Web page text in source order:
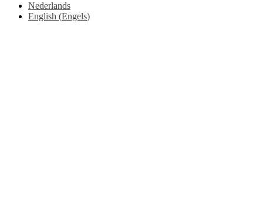
Nederlands
English (Engels)